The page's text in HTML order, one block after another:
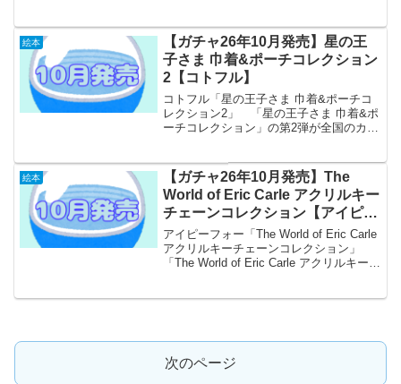
「はらぺこあおむし」が巾着&ポーチコレ
クションで登場！...
絵本
【ガチャ26年10月発売】星の王
子さま 巾着&ポーチコレクション
2【コトフル】
コトフル「星の王子さま 巾着&ポーチコ
レクション2」 「星の王子さま 巾着&ポ
ーチコレクション」の第2弾が全国のカプ
ン」の第2弾が登場！儚くも美しい瞬間を
閉じ込めた、大人...
絵本
【ガチャ26年10月発売】The
World of Eric Carle アクリルキー
チェーンコレクション【アイピー
フォー】
アイピーフォー「The World of Eric Carle
アクリルキーチェーンコレクション」
「The World of Eric Carle アクリルキーチ
次のページ